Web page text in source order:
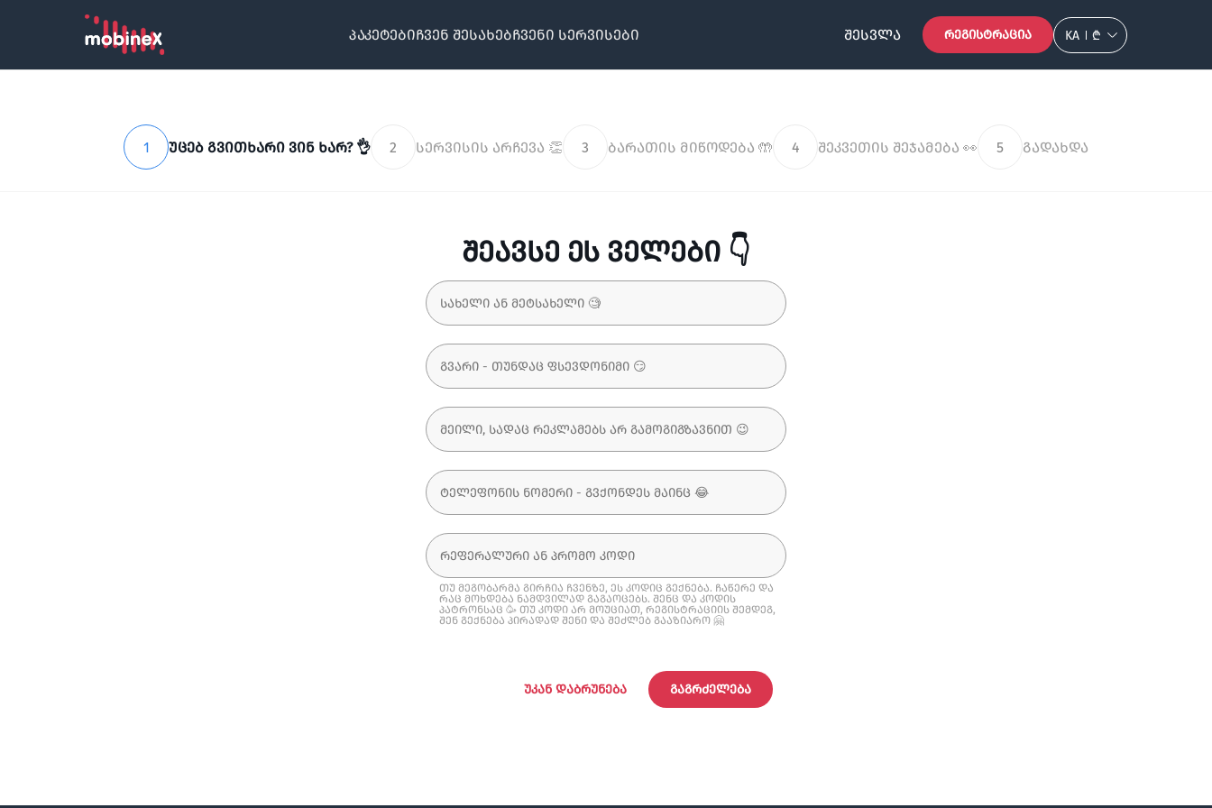
პაკეტებიჩვენ შესახებჩვენი სერვისები ᲨᲔᲡᲕᲚᲐ ᲠᲔᲒᲘᲡᲢᲠᲐᲪᲘᲐ KA ₾
1 უცებ გვითხარი ვინ ხარ? 👌 2 სერვისის არჩევა 👏 3 ბარათის მიწოდება 🤲 4 შეკვეთის შეჯამება 👀 5 გადახდა
შეავსე ეს ველები 👇
თუ მეგობარმა გირჩია ჩვენზე, ეს კოდიც გექნება. ჩაწერე და
რაც მოხდება ნამდვილად გაგაოცებს. შენც და კოდის
პატრონსაც 🥳 თუ კოდი არ მოუციათ, რეგისტრაციის შემდეგ,
შენ გექნება პირადად შენი და შეძლებ გააზიარო 🤗
ᲣᲙᲐᲜ ᲓᲐᲑᲠᲣᲜᲔᲑᲐ ᲒᲐᲒᲠᲫᲔᲚᲔᲑᲐ